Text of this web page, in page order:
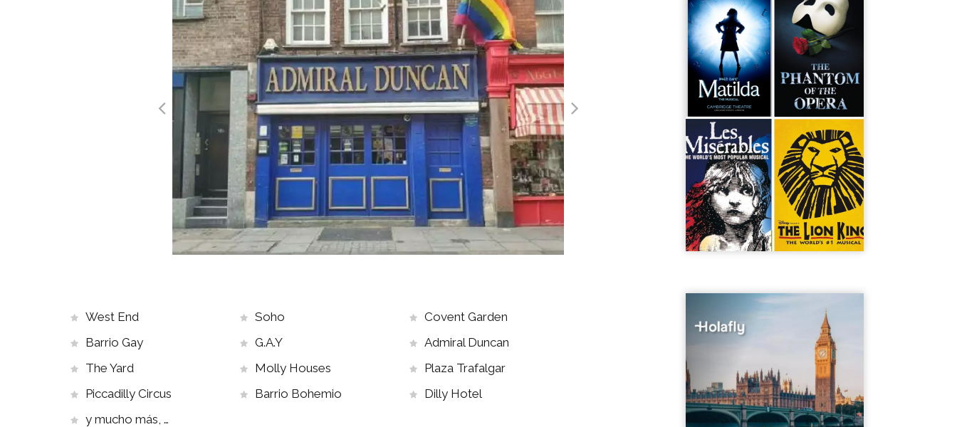
Culminaremos nuestra experiencia reflexionando sobre los logros y desafíos que enfrenta la
comunidad LGBTQ+en la búsqueda de igualdad y reconocimiento.
Únete a nosotros en este apasionante recorrido porla historia LGBTQ+ de Londresy
descubre los secretos, las alegrías y las luchas de una comunidad que ha dejado una huella
indeleble en la ciudad que llamamos hogar.
West End Soho
Covent Garden
Barrio Gay
G.A.Y
Admiral Duncan
The Yard
Molly Houses
Plaza Trafalgar
Piccadilly Circus
Barrio Bohemio
Dilly Hotel
y mucho más, …